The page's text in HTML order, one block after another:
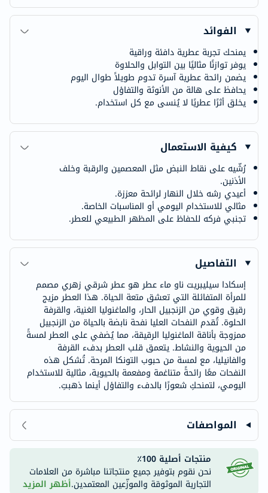
الفوائد
يمنحك تجربة عطرية دافئة وراقية
يوفر توازنًا مثاليًا بين التوابل والحلاوة
يضمن رائحة عطرية آسرة تدوم طويلاً طوال اليوم
يحافظ على هالة من الأنوثة والتفاؤل
يخلق أثرًا عطريًا لا يُنسى مع كل استخدام.
كيفية الاستعمال
رُشّيه على نقاط النبض مثل المعصمين والرقبة وخلف
الأذنين.
أعيدي رشه خلال النهار لرائحة معززة.
مثالي للاستخدام اليومي أو المناسبات الخاصة.
تجنبي فركه للحفاظ على المظهر الطبيعي للعطر.
التفاصيل
إسكادا سيليبريت ناو ماء عطر هو عطر شرقي زهري مصمم
للمرأة المتفائلة التي تعشق متعة الحياة. هذا العطر مزيج
رقيق وقوي من الزنجبيل الحار، والماغنوليا الغنية، والقرفة
الحلوة. تُقدم النفحات العليا نفحة نابضة بالحياة من الزنجبيل
ممزوجة بأناقة الماغنوليا الرقيقة، مما يُضفي على العطر لمسةً
من الحيوية والنشاط. يتعمق قلب العطر بدفء القرفة
والفانيليا، مع لمسة من حبوب التونكا المرحة. تُشكل هذه
النفحات معًا رائحةً متناغمة ومفعمة بالحيوية، مثالية للاستخدام
اليومي، لتمنحكِ شعورًا بالدفء والتفاؤل أينما ذهبتِ.
المواصفات
منتجات أصلية 100٪
نحن نقوم بتوفير جميع منتجاتنا مباشرة من العلامات
التجارية الموثوقة والموزّعين المعتمدين.أظهر المزيد